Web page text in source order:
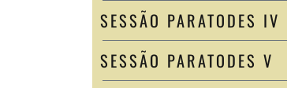
SESSÃO PARATODES IV
SESSÃO PARATODES V